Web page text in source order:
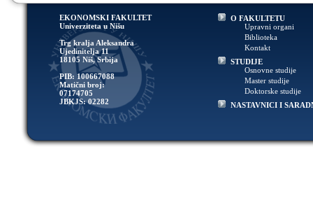
EKONOMSKI FAKULTET
Univerziteta u Nišu
Trg kralja Aleksandra
Ujedinitelja 11
18105 Niš, Srbija
PIB: 100667088
Matični broj:
07174705
JBKJS: 02282
O FAKULTETU
Upravni organi
Biblioteka
Kontakt
STUDIJE
Osnovne studije
Master studije
Doktorske studije
NASTAVNICI I